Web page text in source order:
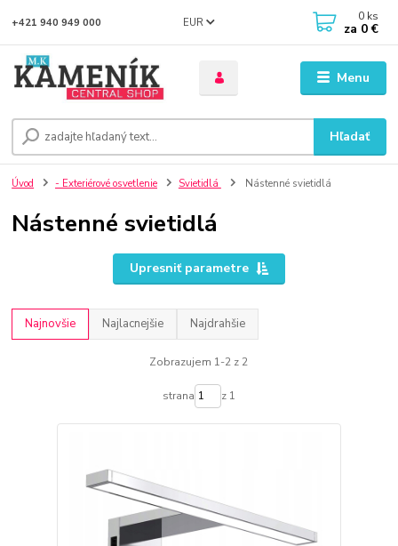
Menu
EUR
Hľadať
+421 940 949 000 0 ks
za 0 €
Úvod - Exteriérové osvetlenie Svietidlá Nástenné svietidlá
Nástenné svietidlá
Upresniť parametre
Najnovšie Najlacnejšie Najdrahšie
Zobrazujem 1-2 z 2
strana z 1